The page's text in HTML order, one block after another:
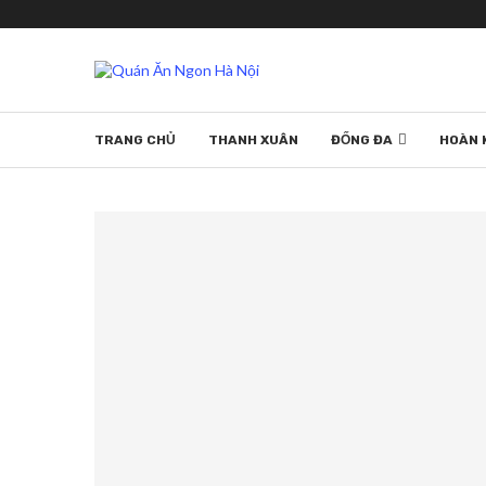
TRANG CHỦ THANH XUÂN ĐỐNG ĐA HOÀN